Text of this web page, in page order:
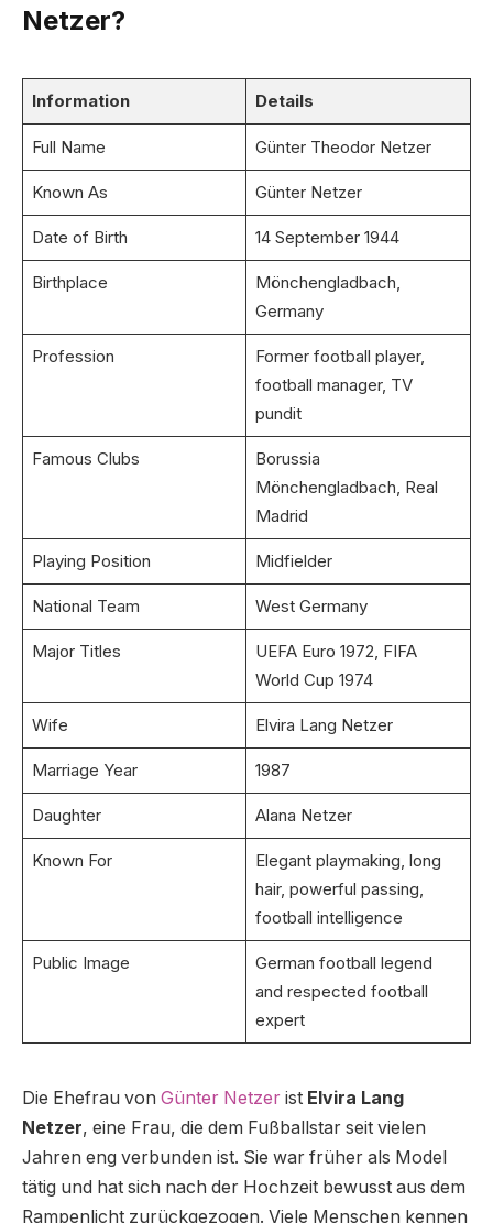
Netzer?
Information Details
Full Name Günter Theodor Netzer
Known As Günter Netzer
Date of Birth 14 September 1944
Birthplace
Mönchengladbach,
Germany
Profession
Former football player,
football manager, TV
pundit
Famous Clubs
Borussia
Mönchengladbach, Real
Madrid
Playing Position Midfielder
National Team West Germany
Major Titles
UEFA Euro 1972, FIFA
World Cup 1974
Wife Elvira Lang Netzer
Marriage Year 1987
Daughter Alana Netzer
Known For
Elegant playmaking, long
hair, powerful passing,
football intelligence
Public Image
German football legend
and respected football
expert
Die Ehefrau von Günter Netzer ist Elvira Lang
Netzer, eine Frau, die dem Fußballstar seit vielen
Jahren eng verbunden ist. Sie war früher als Model
tätig und hat sich nach der Hochzeit bewusst aus dem
Rampenlicht zurückgezogen. Viele Menschen kennen